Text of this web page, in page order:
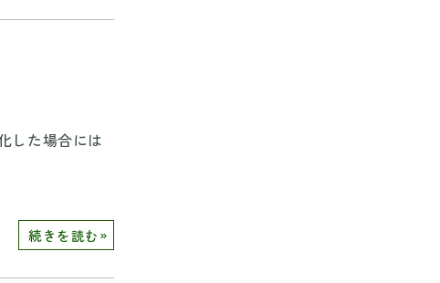
した場合には
続きを読む»